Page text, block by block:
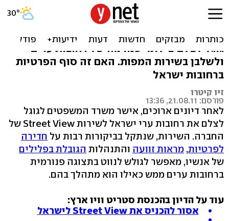
Street View אושר בישראל
שירות גוגל סטריט וויו מאפשר למצלמות של
גוגל לצלם צילומי פנורמה של רחובות ערים
ולשלבן בשירות המפות. האם זה סוף הפרטיות
ברחובות ישראל
זיו קיטרו
פורסם: 21.08.11, 13:36
לאחר דיונים ארוכים, אישר משרד המשפטים לגוגל
לצלם את רחובות ערי ישראל לשירות Street View של
החברה. השירות, שנתקל בביקורות רבות על חדירה
לפרטיות, מראות זוועה והתנהלות הגובלת בפלילים
של אנשיו, מאפשר לגולש לנווט בתצוגה פנורמית
ברחובות ערים ממש כאילו הוא מתהלך בהם.
עוד על הדיון בהכנסת סטריט וויו ארץ:
אסור להכניס את Street View לישראל